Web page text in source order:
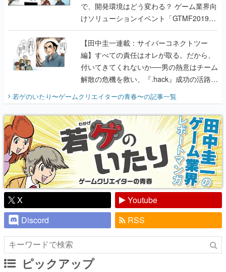
で、開発環境はどう変わる？ ゲーム業界向
けソリューションイベント「GTMF2019」
に行って、より理解を深めよう【PR】
【田中圭一連載：サイバーコネクトツー
編】すべての責任はオレが取る。だから、
付いてきてくれないか──男の熱意はチーム
解散の危機を救い、『.hack』成功の活路を
『少年ジャンプ』色だった【若ゲのいた
り】
若ゲのいたり〜ゲームクリエイターの青春〜の記事一覧
X
Youtube
Discord
RSS
ピックアップ